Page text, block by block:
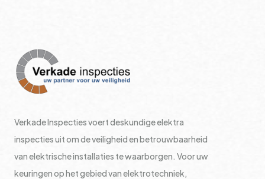
Verkade Inspecties voert deskundige elektra
inspecties uit om de veiligheid en betrouwbaarheid
van elektrische installaties te waarborgen. Voor uw
keuringen op het gebied van elektrotechniek,